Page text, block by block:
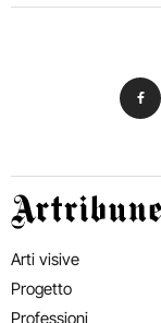
Navigazione
Artribune
Arti visive
Progetto
Professioni